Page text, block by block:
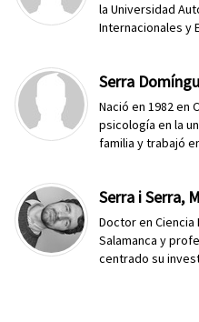
la Universidad
Internacionales y
Serra
Nació en 1982 en
psicología en la
familia y trabajó
Serra i Serra,
Doctor en
Salamanca y
centrado su